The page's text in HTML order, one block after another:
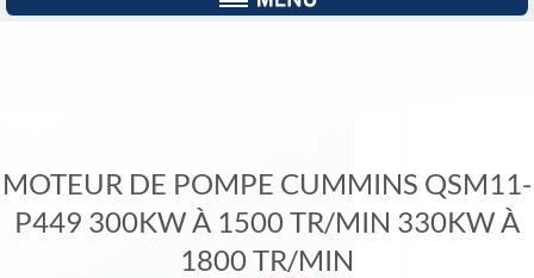
MOTEUR DE POMPE CUMMINS QSM11-
P449 300KW À 1500 TR/MIN 330KW À
1800 TR/MIN